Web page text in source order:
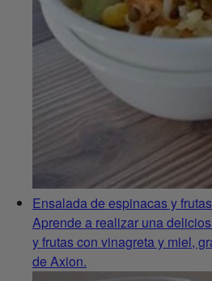
Ensalada de espinacas y frutas
Aprende a realizar una
y frutas con vinagreta y miel,
de Axion.